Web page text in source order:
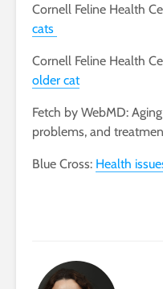
Cornell Feline Health
cats
Cornell Feline Health
older cat
Fetch by WebMD:
problems, and
Blue Cross: Health